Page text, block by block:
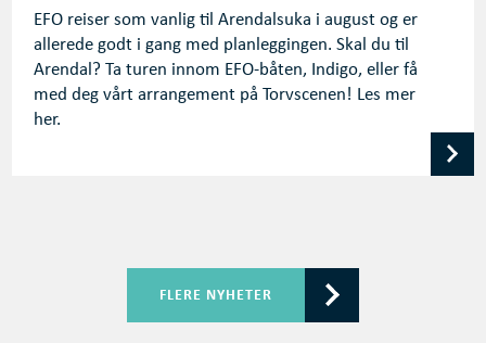
EFO reiser som vanlig til Arendalsuka i august og er
allerede godt i gang med planleggingen. Skal du til
Arendal? Ta turen innom EFO-båten, Indigo, eller få
med deg vårt arrangement på Torvscenen! Les mer
her.
FLERE NYHETER